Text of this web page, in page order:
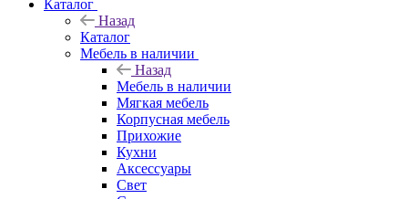
Каталог
Назад
Каталог
Мебель в наличии
Назад
Мебель в наличии
Мягкая мебель
Корпусная мебель
Прихожие
Кухни
Аксессуары
Свет